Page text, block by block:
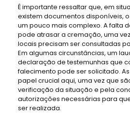
É importante ressaltar que, em
existem documentos disponíveis,
um pouco mais complexo. A falta
pode atrasar a cremação, uma
locais precisam ser consultadas
Em algumas circunstâncias, um
declaração de testemunhas que
falecimento pode ser solicitado.
papel crucial aqui, uma vez que
verificação da situação e pela
autorizações necessárias para
ser realizada.